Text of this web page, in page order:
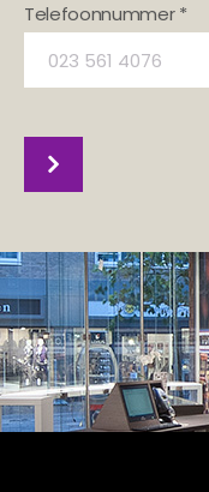
Telefoonnummer *